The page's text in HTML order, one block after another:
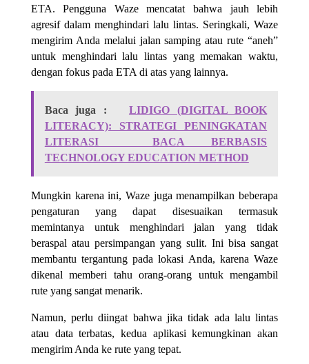
ETA. Pengguna Waze mencatat bahwa jauh lebih
agresif dalam menghindari lalu lintas. Seringkali, Waze
mengirim Anda melalui jalan samping atau rute “aneh”
untuk menghindari lalu lintas yang memakan waktu,
dengan fokus pada ETA di atas yang lainnya.
Baca juga :
LIDIGO (DIGITAL BOOK
LITERACY): STRATEGI PENINGKATAN
LITERASI BACA BERBASIS
TECHNOLOGY EDUCATION METHOD
Mungkin karena ini, Waze juga menampilkan beberapa
pengaturan yang dapat disesuaikan termasuk
memintanya untuk menghindari jalan yang tidak
beraspal atau persimpangan yang sulit. Ini bisa sangat
membantu tergantung pada lokasi Anda, karena Waze
dikenal memberi tahu orang-orang untuk mengambil
rute yang sangat menarik.
Namun, perlu diingat bahwa jika tidak ada lalu lintas
atau data terbatas, kedua aplikasi kemungkinan akan
mengirim Anda ke rute yang tepat.